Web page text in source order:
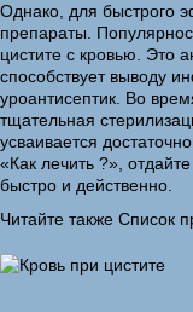
Однако, для быстрого
препараты.
цистите с кровью. Это
способствует выводу
уроантисептик. Во
тщательная
усваивается
«Как лечить ?»,
быстро и действенно.
Читайте также Список